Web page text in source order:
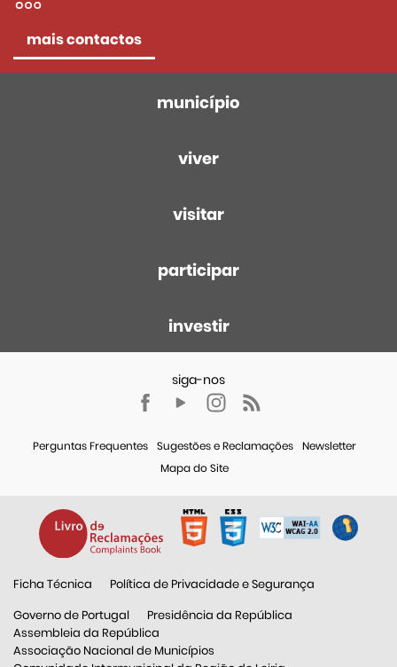
mais contactos
município
viver
visitar
participar
investir
Perguntas Frequentes Sugestões e Reclamações
Newsletter
Mapa do Site
Ficha Técnica
Política de Privacidade e Segurança
Governo de Portugal
Presidência da República
Assembleia da República
Associação Nacional de Municípios